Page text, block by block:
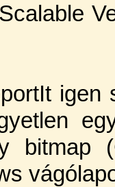
igen
bitmap